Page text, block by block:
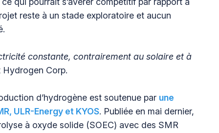
reste à un stade exploratoire et aucun
constante, contrairement au solaire et à
Hydrogen Corp.
d’hydrogène est soutenue par une
ULR-Energy et KYOS. Publiée en mai dernier,
à oxyde solide (SOEC) avec des SMR